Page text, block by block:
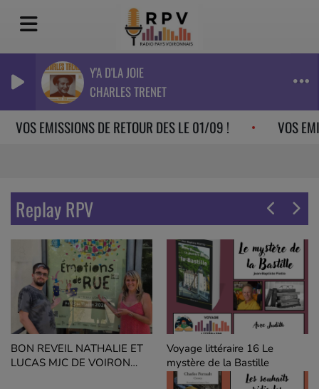
Y'A D'LA JOIE
CHARLES TRENET
EMISSIONS DE RETOUR DES LE 01/09 ! VOS
Replay RPV
BON REVEIL NATHALIE ET
LUCAS MJC DE VOIRON
Voyage littéraire 16 Le
mystère de la Bastille